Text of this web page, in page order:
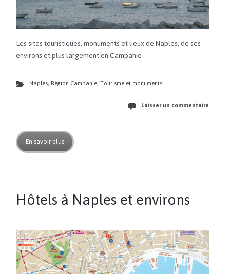
Les sites touristiques, monuments et lieux de Naples, de ses
environs et plus largement en Campanie
Naples, Région Campanie,Tourisme et monuments
Laisser un commentaire
En savoir plus
Hôtels à Naples et environs